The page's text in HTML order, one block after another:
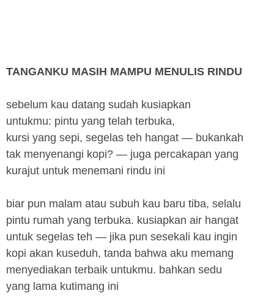
TANGANKU MASIH MAMPU MENULIS RINDU
sebelum kau datang sudah kusiapkan
untukmu: pintu yang telah terbuka,
kursi yang sepi, segelas teh hangat — bukankah
tak menyenangi kopi? — juga percakapan yang
kurajut untuk menemani rindu ini
biar pun malam atau subuh kau baru tiba, selalu
pintu rumah yang terbuka. kusiapkan air hangat
untuk segelas teh — jika pun sesekali kau ingin
kopi akan kuseduh, tanda bahwa aku memang
menyediakan terbaik untukmu. bahkan sedu
yang lama kutimang ini